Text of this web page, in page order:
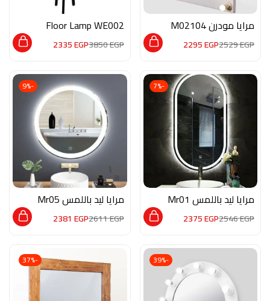
مرايا مودرن M02104
2529EGP
2295EGP
Floor Lamp WE002
3850EGP
2335EGP
-7%
مرايا ليد باللمس Mr01
2546EGP
2375EGP
-9%
مرايا ليد باللمس Mr05
2611EGP
2381 EGP
-39%
-37%